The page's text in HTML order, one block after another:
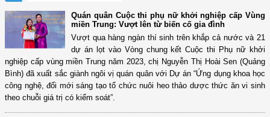
Quán quân Cuộc thi phụ nữ khởi nghiệp cấp Vùng
miền Trung: Vượt lên từ biến cố gia đình
Vượt qua hàng ngàn thí sinh trên khắp cả nước và 21
dự án lọt vào Vòng chung kết Cuộc thi Phụ nữ khởi
nghiệp cấp vùng miền Trung năm 2023, chị Nguyễn Thị Hoài Sen (Quảng
Bình) đã xuất sắc giành ngôi vị quán quân với Dự án “Ứng dụng khoa học
công nghệ, đổi mới sáng tạo tổ chức nuôi heo thảo dược thức ăn vi sinh
theo chuỗi giá trị có kiểm soát”.